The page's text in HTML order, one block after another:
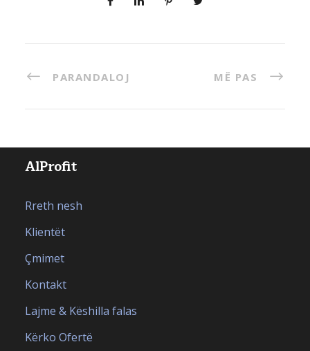
PARANDALOJ MË PAS
AlProfit
Rreth nesh
Klientët
Çmimet
Kontakt
Lajme & Këshilla falas
Kërko Ofertë